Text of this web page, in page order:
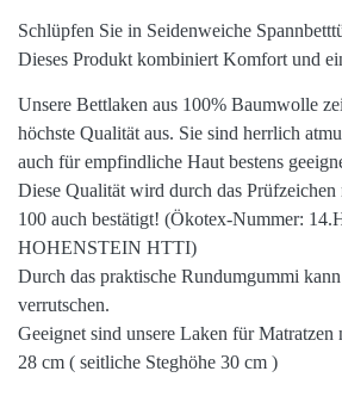
Schlüpfen Sie in Seidenweiche
Dieses Produkt kombiniert Komfort und
Unsere Bettlaken aus 100% Baumwolle
höchste Qualität aus. Sie sind herrlich
auch fürempfindliche Haut bestens
Diese Qualität wird durch das Prüfzeichen
100 auch bestätigt! (Ökotex-Nummer:
HOHENSTEIN HTTI)
Durch das praktische Rundumgummi
verrutschen.
Geeignet sind unsere Laken für Matratzen
28 cm ( seitliche Steghöhe 30 cm )